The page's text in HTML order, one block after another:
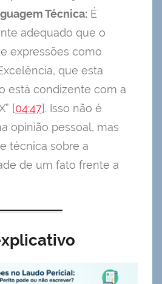
Técnica: É
adequado que o
expressões como
que esta
está condizente com a
[04:47]. Isso não é
opinião pessoal, mas
técnica sobre a
de um fato frente a